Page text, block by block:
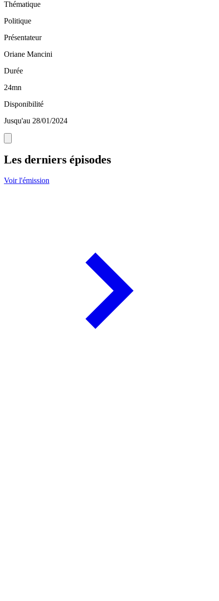
Thématique
Politique
Présentateur
Oriane Mancini
Durée
24mn
Disponibilité
Jusqu'au 28/01/2024
Les derniers épisodes
Voir l'émission